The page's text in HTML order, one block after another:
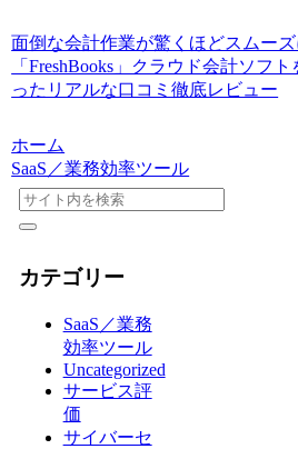
面倒な会計作業が驚くほどスムーズ
「FreshBooks」クラウド会計ソフト
ったリアルな口コミ徹底レビュー
ホーム
SaaS／業務効率ツール
カテゴリー
SaaS／業務
効率ツール
Uncategorized
サービス評
価
サイバーセ